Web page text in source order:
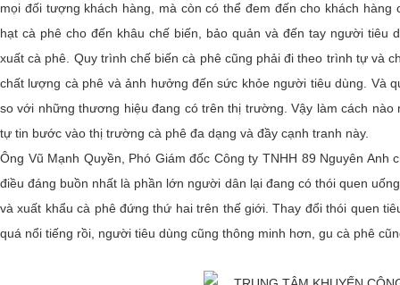
mọi đối tượng khách hàng, mà còn có thể đem đến cho khách
hạt cà phê cho đến khâu chế biến, bảo quản và đến tay người tiêu
xuất cà phê. Quy trình chế biến cà phê cũng phải đi theo trình tự và
chất lượng cà phê và ảnh hưởng đến sức khỏe người tiêu dùng. Và
so với những thương hiệu đang có trên thị trường. Vậy làm cách
tự tin bước vào thị trường cà phê đa dạng và đầy cạnh tranh này.
Ông Vũ Mạnh Quyền, Phó Giám đốc Công ty TNHH 89 Nguyên
điều đáng buồn nhất là phần lớn người dân lại đang có thói quen
và xuất khẩu cà phê đứng thứ hai trên thế giới. Thay đổi thói quen
quá nổi tiếng rồi, người tiêu dùng cũng thông minh hơn, gu cà phê